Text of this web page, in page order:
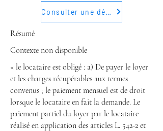
Consulter une décision
Résumé
Contexte non disponible
« le locataire est obligé : a) De payer le loyer
et les charges récupérables aux termes
convenus ; le paiement mensuel est de droit
lorsque le locataire en fait la demande. Le
paiement partiel du loyer par le locataire
réalisé en application des articles L. 542-2 et